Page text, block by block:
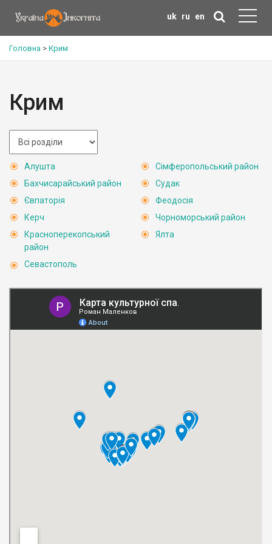
uk ru en
Головна > Крим
Крим
Алушта
Бахчисарайський район
Євпаторія
Керч
Красноперекопський
район
Севастополь
Сімферопольський район
Судак
Феодосія
Чорноморський район
Ялта